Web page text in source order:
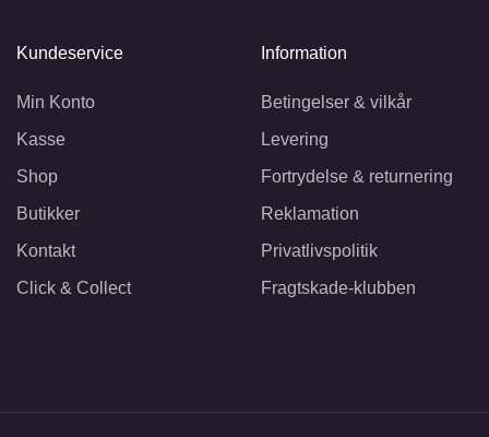
Kundeservice
Min Konto
Kasse
Shop
Butikker
Kontakt
Click & Collect
Information
Betingelser & vilkår
Levering
Fortrydelse & returnering
Reklamation
Privatlivspolitik
Fragtskade-klubben